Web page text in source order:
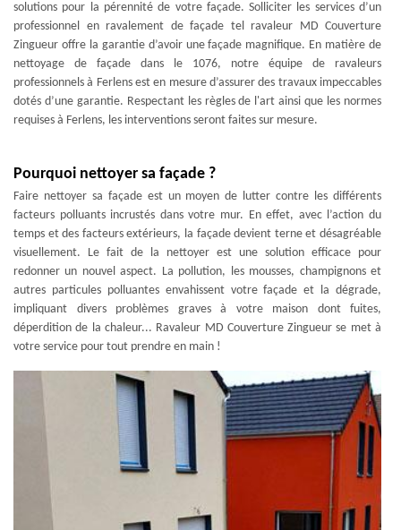
solutions pour la pérennité de votre façade. Solliciter les services d’un
professionnel en ravalement de façade tel ravaleur MD Couverture
Zingueur offre la garantie d’avoir une façade magnifique. En matière de
nettoyage de façade dans le 1076, notre équipe de ravaleurs
professionnels à Ferlens est en mesure d’assurer des travaux impeccables
dotés d’une garantie. Respectant les règles de l'art ainsi que les normes
requises à Ferlens, les interventions seront faites sur mesure.
Pourquoi nettoyer sa façade ?
Faire nettoyer sa façade est un moyen de lutter contre les différents
facteurs polluants incrustés dans votre mur. En effet, avec l’action du
temps et des facteurs extérieurs, la façade devient terne et désagréable
visuellement. Le fait de la nettoyer est une solution efficace pour
redonner un nouvel aspect. La pollution, les mousses, champignons et
autres particules polluantes envahissent votre façade et la dégrade,
impliquant divers problèmes graves à votre maison dont fuites,
déperdition de la chaleur... Ravaleur MD Couverture Zingueur se met à
votre service pour tout prendre en main !